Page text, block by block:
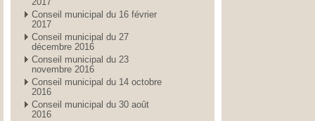
Conseil municipal du 16 février
2017
Conseil municipal du 27
décembre 2016
Conseil municipal du 23
novembre 2016
Conseil municipal du 14 octobre
2016
Conseil municipal du 30 août
2016